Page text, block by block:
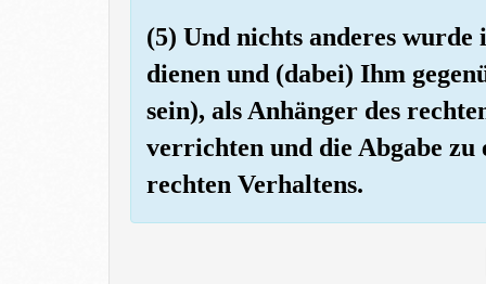
(5) Und nichts anderes
dienen und (dabei) Ihm
sein), als Anhänger des
verrichten und die Abgabe
rechten Verhaltens.